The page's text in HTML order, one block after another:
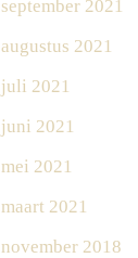
september 2021
augustus 2021
juli 2021
juni 2021
mei 2021
maart 2021
november 2018